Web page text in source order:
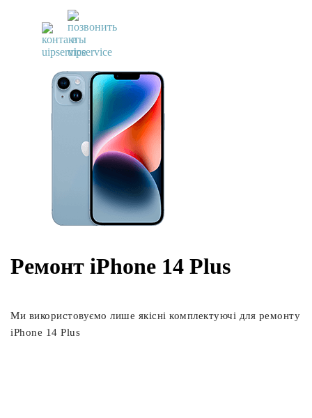
UiPservice »Ремонт iPhone
Ремонт iPhone 14 Plus
Ми використовуємо лише якісні комплектуючі для ремонту
iPhone 14 Plus